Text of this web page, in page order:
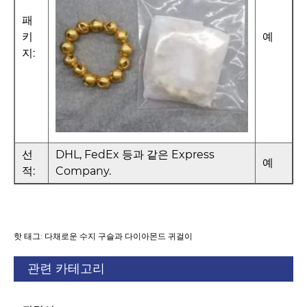
패
키
지:
예
선
적:
DHL, FedEx 등과 같은 Express
Company.
예
핫 태그: 다채로운 수지 구슬과 다이아몬드 귀걸이
관련 카테고리